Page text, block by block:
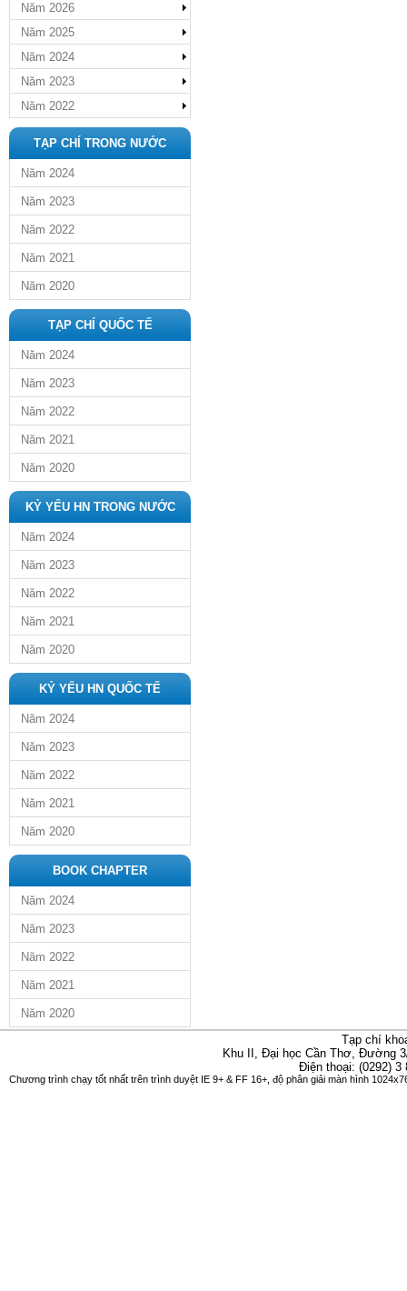
Năm 2026
Năm 2025
Năm 2024
Năm 2023
Năm 2022
TẠP CHÍ TRONG NƯỚC
Năm 2024
Năm 2023
Năm 2022
Năm 2021
Năm 2020
TẠP CHÍ QUỐC TẾ
Năm 2024
Năm 2023
Năm 2022
Năm 2021
Năm 2020
KỶ YẾU HN TRONG NƯỚC
Năm 2024
Năm 2023
Năm 2022
Năm 2021
Năm 2020
KỶ YẾU HN QUỐC TẾ
Năm 2024
Năm 2023
Năm 2022
Năm 2021
Năm 2020
BOOK CHAPTER
Năm 2024
Năm 2023
Năm 2022
Năm 2021
Năm 2020
Tạp chí
Khu II, Đại học Cần Thơ, Đường
Điện thoại: (0292)
Chương trình chạy tốt nhất trên trình duyệt IE 9+ & FF 16+, độ phân giải màn hình